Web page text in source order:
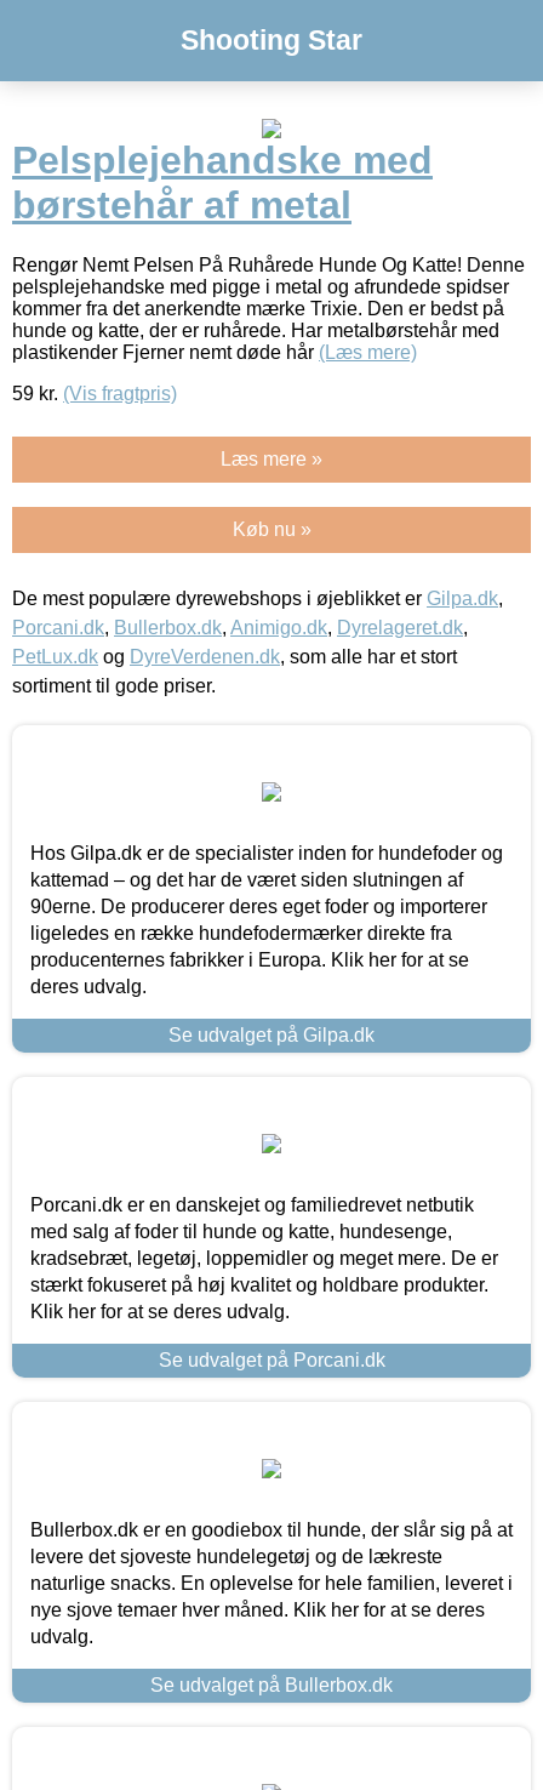
Shooting Star
Pelsplejehandske med
børstehår af metal
Rengør Nemt Pelsen På Ruhårede Hunde Og Katte! Denne
pelsplejehandske med pigge i metal og afrundede spidser
kommer fra det anerkendte mærke Trixie. Den er bedst på
hunde og katte, der er ruhårede. Har metalbørstehår med
plastikender Fjerner nemt døde hår (Læs mere)
59 kr. (Vis fragtpris)
Læs mere »
Køb nu »
De mest populære dyrewebshops i øjeblikket er Gilpa.dk,
Porcani.dk, Bullerbox.dk, Animigo.dk, Dyrelageret.dk,
PetLux.dk og DyreVerdenen.dk, som alle har et stort
sortiment til gode priser.
Hos Gilpa.dk er de specialister inden for hundefoder og
kattemad – og det har de været siden slutningen af
90erne. De producerer deres eget foder og importerer
ligeledes en række hundefodermærker direkte fra
producenternes fabrikker i Europa. Klik her for at se
deres udvalg.
Se udvalget på Gilpa.dk
Porcani.dk er en danskejet og familiedrevet netbutik
med salg af foder til hunde og katte, hundesenge,
kradsebræt, legetøj, loppemidler og meget mere. De er
stærkt fokuseret på høj kvalitet og holdbare produkter.
Klik her for at se deres udvalg.
Se udvalget på Porcani.dk
Bullerbox.dk er en goodiebox til hunde, der slår sig på at
levere det sjoveste hundelegetøj og de lækreste
naturlige snacks. En oplevelse for hele familien, leveret i
nye sjove temaer hver måned. Klik her for at se deres
udvalg.
Se udvalget på Bullerbox.dk